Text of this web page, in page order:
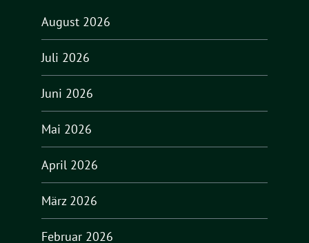
August 2026
Juli 2026
Juni 2026
Mai 2026
April 2026
März 2026
Februar 2026